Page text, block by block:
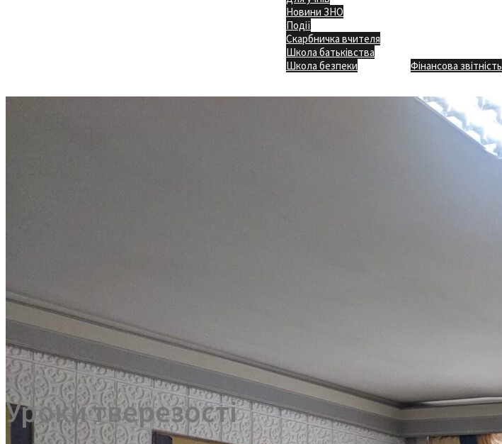
Новини ЗНО
Події
Скарбничка вчителя
Школа батьківства
Школа безпеки
Фінансова звітність
Уроки тверезості